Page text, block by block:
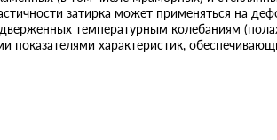
затирка может применяться на
температурным колебаниям
показателями характеристик,